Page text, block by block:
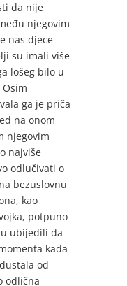
da nije
njegovim
nas djece
su imali više
lošeg bilo u
ga je priča
na onom
njegovim
najviše
odlučivati o
bezuslovnu
kao
potpuno
ubijedili da
kada
od
odlična